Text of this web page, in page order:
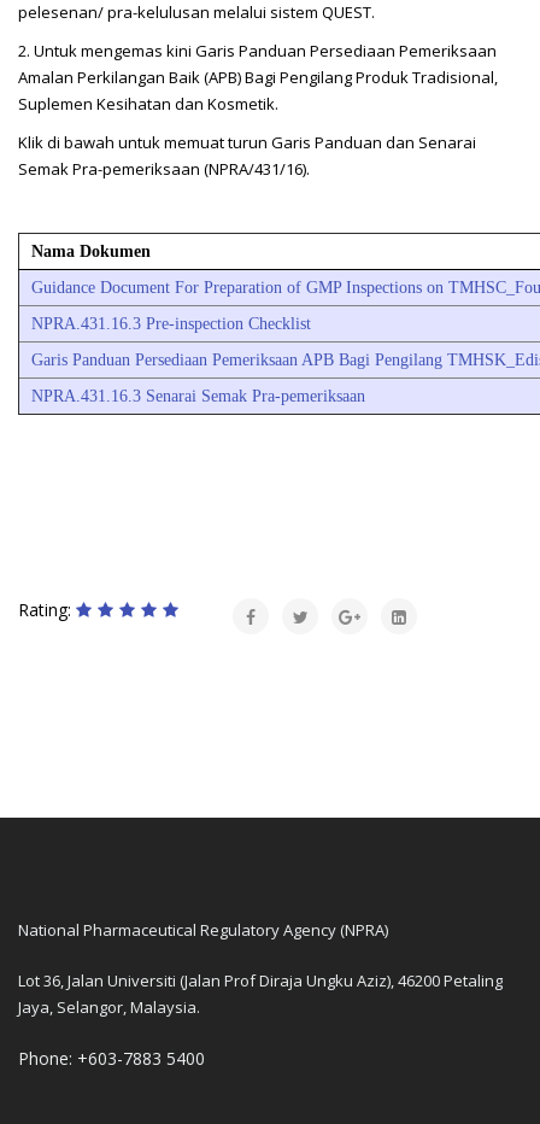
pelesenan/ pra-kelulusan melalui sistem QUEST.
2. Untuk mengemas kini Garis Panduan Persediaan Pemeriksaan
Amalan Perkilangan Baik (APB) Bagi Pengilang Produk Tradisional,
Suplemen Kesihatan dan Kosmetik.
Klik di bawah untuk memuat turun Garis Panduan dan Senarai
Semak Pra-pemeriksaan (NPRA/431/16).
Nama Dokumen
Guidance Document For Preparation of GMP Inspections on
NPRA.431.16.3 Pre-inspection Checklist
Garis Panduan Persediaan Pemeriksaan APB Bagi Pengilang
NPRA.431.16.3 Senarai Semak Pra-pemeriksaan
Rating:
National Pharmaceutical Regulatory Agency (NPRA)
Lot 36, Jalan Universiti (Jalan Prof Diraja Ungku Aziz), 46200 Petaling
Jaya, Selangor, Malaysia.
Phone: +603-7883 5400